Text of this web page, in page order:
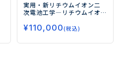
実用・新リチウムイオン二
次電池工学―リチウムイオ
製品の開発へ―
¥110,000(税込)